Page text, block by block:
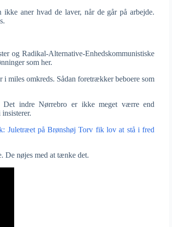
ikke aner hvad de laver, når de går på arbejde.
og Radikal-Alternative-Enhedskommunistiske
som her.
miles omkreds. Sådan foretrækker beboere som
Det indre Nørrebro er ikke meget værre end
Juletræet på Brønshøj Torv fik lov at stå i fred
De nøjes med at tænke det.